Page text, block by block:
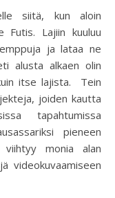
siitä, kun aloin
Futis. Lajiin kuuluu
ja lataa ne
alusta alkaen olin
itse lajista. Tein
joiden kautta
tapahtumissa
pieneen
viihtyy monia alan
videokuvaamiseen